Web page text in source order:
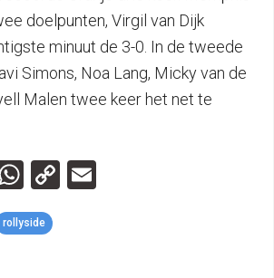
doelpunten, Virgil van Dijk
minuut de 3-0. In de tweede
Simons, Noa Lang, Micky van de
Malen twee keer het net te
WhatsApp
Copy
rollyside